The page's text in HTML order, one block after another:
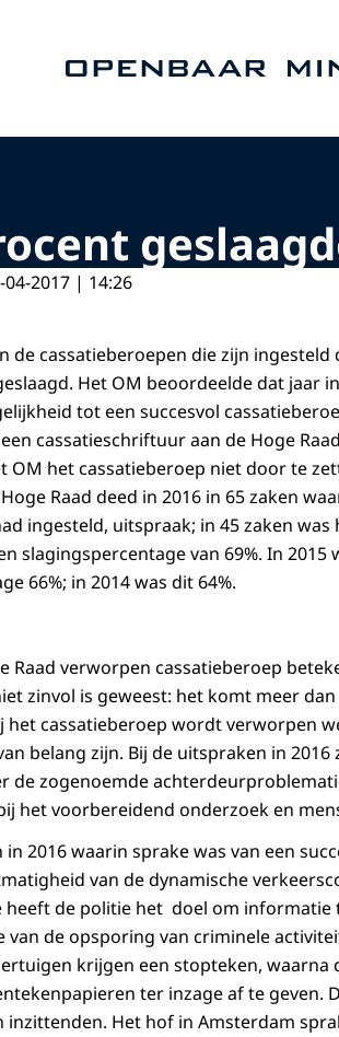
04-2017 | 14:26
de cassatieberoepen die zijn
Het OM beoordeelde dat jaar
tot een succesvol
cassatieschriftuur aan de Hoge
OM het cassatieberoep niet door te
Raad deed in 2016 in 65 zaken
ingesteld, uitspraak; in 45 zaken was
slagingspercentage van 69%. In 2015
66%; in 2014 was dit 64%.
Raad verworpen cassatieberoep
zinvol is geweest: het komt meer
het cassatieberoep wordt verworpen
belang zijn. Bij de uitspraken in
de zogenoemde
het voorbereidend onderzoek en
in 2016 waarin sprake was van een
van de dynamische
de politie het doel om informatie
van de opsporing van criminele
krijgen een stopteken,
ter inzage af te geven.
Het hof in Amsterdam